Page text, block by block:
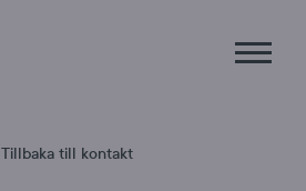
Tillbaka till kontakt